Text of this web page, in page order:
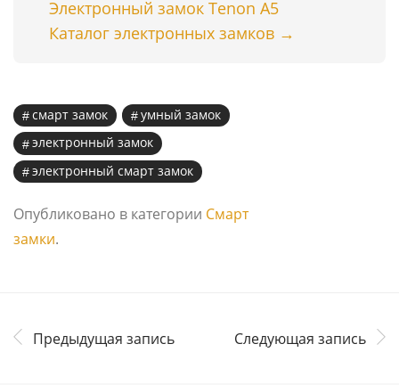
Электронный замок Tenon A5
Каталог электронных замков →
смарт замок
умный замок
электронный замок
электронный смарт замок
Опубликовано в категории Смарт
замки.
Предыдущая запись Следующая запись